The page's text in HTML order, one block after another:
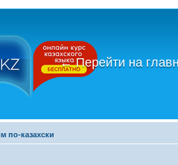
←Перейти на
по-казахски